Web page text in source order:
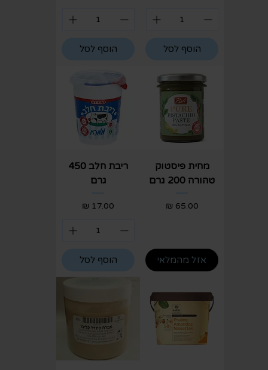
הוסף לסל הוסף לסל
מחית פיסטוק
טהורה 200 גרם
מחיר
אזל מהמלאי
ריבת חלב 450
גרם
מחיר
הוסף לסל